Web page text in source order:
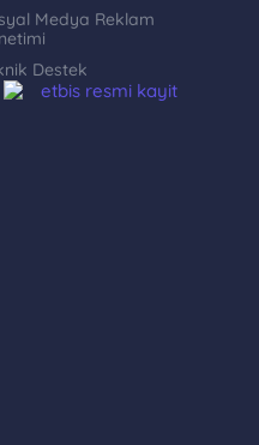
Medya Reklam
Destek